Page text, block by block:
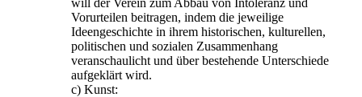
will der Verein zum Abbau von Intoleranz und
Vorurteilen beitragen, indem die jeweilige
Ideengeschichte in ihrem historischen, kulturellen,
politischen und sozialen Zusammenhang
veranschaulicht und über bestehende Unterschiede
aufgeklärt wird.
c) Kunst: